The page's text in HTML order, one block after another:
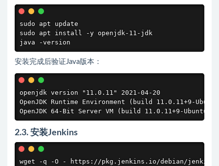
sudo apt update
sudo apt install -y openjdk-11-jdk
java -version
安装完成后验证Java版本：
openjdk version "11.0.11" 2021-04-20
OpenJDK Runtime Environment (build 11.0.11+9-
OpenJDK 64-Bit Server VM (build 11.0.11+9-Ubuntu-
2.3. 安装Jenkins
wget -q -O - https://pkg.jenkins.io/debian/